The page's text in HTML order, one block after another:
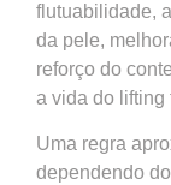
flutuabilidade,
da pele,
reforço do
a vida do lifting
Uma regra
dependendo